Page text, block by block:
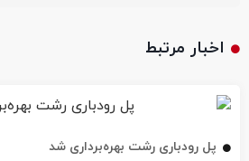
اخبار مرتبط
پل رودباری رشت بهره‌برداری شد